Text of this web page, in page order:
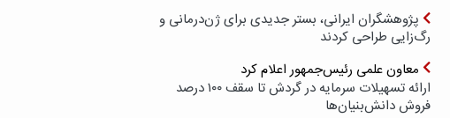
پژوهشگران ایرانی، بستر جدیدی برای ژن‌درمانی و
رگ‌زایی طراحی کردند
معاون علمی رئیس‌جمهور اعلام کرد
ارائه تسهیلات سرمایه در گردش تا سقف ۱۰۰ درصد
فروش دانش‌بنیان‌ها